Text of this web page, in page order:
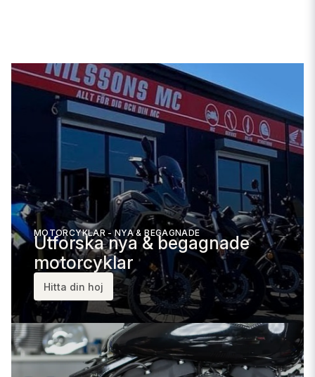
Utforska nya & begagnade
motorcyklar
MOTORCYKLAR - NYA & BEGAGNADE
Hitta din hoj